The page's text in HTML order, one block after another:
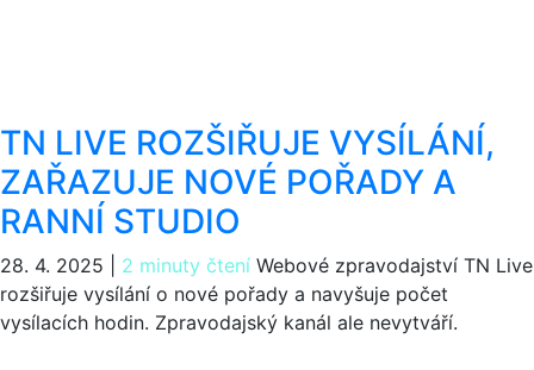
TN LIVE ROZŠIŘUJE VYSÍLÁNÍ,
ZAŘAZUJE NOVÉ POŘADY A
RANNÍ STUDIO
28. 4. 2025 2 minuty čtení Webové zpravodajství TN Live
rozšiřuje vysílání o nové pořady a navyšuje počet
vysílacích hodin. Zpravodajský kanál ale nevytváří.